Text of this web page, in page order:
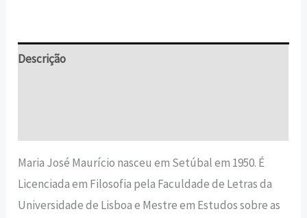
Descrição
Maria José Maurício nasceu em Setúbal em 1950. É
Licenciada em Filosofia pela Faculdade de Letras da
Universidade de Lisboa e Mestre em Estudos sobre as